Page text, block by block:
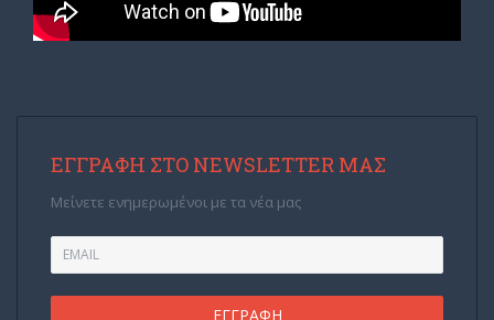
ΕΓΓΡΑΦΉ ΣΤΟ NEWSLETTER ΜΑΣ
Μείνετε ενημερωμένοι με τα νέα μας